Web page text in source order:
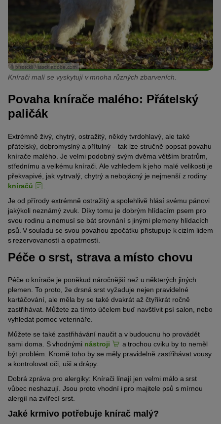
© pisotckii / stock.adobe.com
Knírači malí se vyskytují v mnoha různých zbarveních.
Povaha knírače malého: Přátelský
paličák
Extrémně živý, chytrý, ostražitý, někdy tvrdohlavý, ale také
přátelský, dobromyslný a přítulný – tak lze stručně popsat povahu
knírače malého. Je velmi podobný svým dvěma větším bratrům,
střednímu a velkému knírači. Ale vzhledem k jeho malé velikosti je
překvapivé, jak vytrvalý, chytrý a nebojácný je nejmenší z rodiny
kníračů
Je od přírody extrémně ostražitý a spolehlivě hlásí svému pánovi
jakýkoli neznámý zvuk. Díky tomu je dobrým hlídacím psem pro
svou rodinu a nemusí se bát srovnání s jinými plemeny hlídacích
psů. V souladu se svou povahou zpočátku přistupuje k cizím lidem
s rezervovaností a opatrností.
Péče o srst, strava a místo chovu
Péče o knírače je poněkud náročnější než u některých jiných
plemen. To proto, že drsná srst vyžaduje nejen pravidelné
kartáčování, ale měla by se také dvakrát až čtyřikrát ročně
zastřihávat. Můžete za tímto účelem buď navštívit psí salon, nebo
vyhledat pomoc veterináře.
Můžete se také zastřihávání naučit a v budoucnu ho provádět
sami doma. S vhodnými nástroji
a trochou cviku by to neměl
být problém. Kromě toho by se měly pravidelně zastřihávat vousy
a kontrolovat oči, uši a drápy.
Dobrá zpráva pro alergiky: Knírači línají jen velmi málo a srst
vůbec neshazují. Jsou proto vhodní i pro majitele psů s mírnou
alergií na zvířecí srst.
Jaké krmivo potřebuje knírač malý?